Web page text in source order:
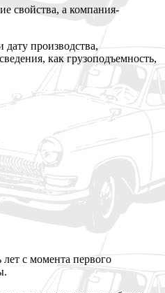
свойства, а компания-
производства,
как грузоподъемность,
с момента первого